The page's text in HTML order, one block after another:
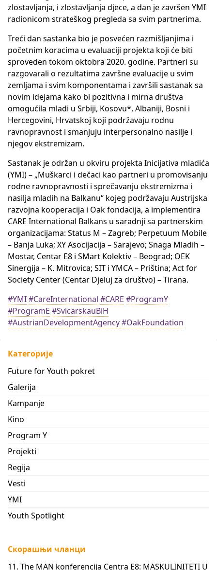
zlostavljanja, i zlostavljanja djece, a dan je završen YMI
radionicom strateškog pregleda sa svim partnerima.
Treći dan sastanka bio je posvećen razmišljanjima i
početnim koracima u evaluaciji projekta koji će biti
sproveden tokom oktobra 2020. godine. Partneri su
razgovarali o rezultatima završne evaluacije u svim
zemljama i svim komponentama i završili sastanak sa
novim idejama kako bi pozitivna i mirna društva
omogućila mladi u Srbiji, Kosovu*, Albaniji, Bosni i
Hercegovini, Hrvatskoj koji podržavaju rodnu
ravnopravnost i smanjuju interpersonalno nasilje i
njegov ekstremizam.
Sastanak je održan u okviru projekta Inicijativa mladića
(YMI) – „Muškarci i dečaci kao partneri u promovisanju
rodne ravnopravnosti i sprečavanju ekstremizma i
nasilja mladih na Balkanu“ kojeg podržavaju Austrijska
razvojna kooperacija i Oak fondacija, a implementira
CARE International Balkans u saradnji sa partnerskim
organizacijama: Status M – Zagreb; Perpetuum Mobile
– Banja Luka; XY Asocijacija – Sarajevo; Snaga Mladih –
Mostar, Centar E8 i SMart Kolektiv – Beograd; OEK
Sinergija – K. Mitrovica; SIT i YMCA – Priština; Act for
Society Center (Centar Djeluj za društvo) – Tirana.
#YMI#CareInternational #CARE #ProgramY
#ProgramE #SvicarskauBiH
#AustrianDevelopmentAgency#OakFoundation
Категорије
Future for Youth pokret
Galerija
Kampanje
Kino
Program Y
Projekti
Regija
Vesti
YMI
Youth Spotlight
Скорашњи чланци
11. The MAN konferencija Centra E8: MASKULINITETI U